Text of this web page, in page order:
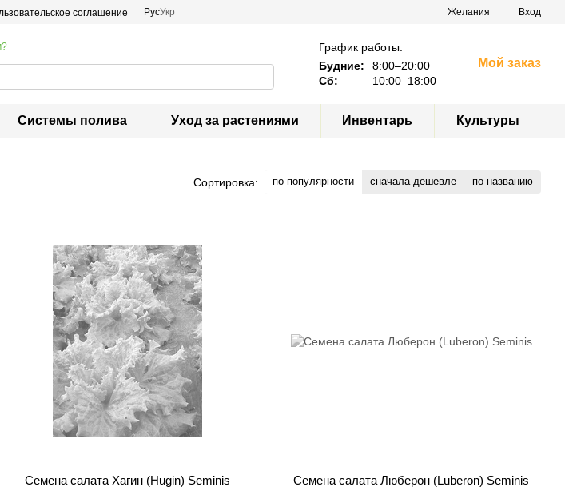
соглашение РусУкр Желания Вход
График работы:
Будние:
8:00–20:00
Сб:
10:00–18:00
Мой заказ
Системы полива Уход за растениями Инвентарь Культуры
Сортировка: по популярности сначала дешевле по названию
Семена салата Хагин (Hugin) Seminis
Семена салата Люберон (Luberon) Seminis